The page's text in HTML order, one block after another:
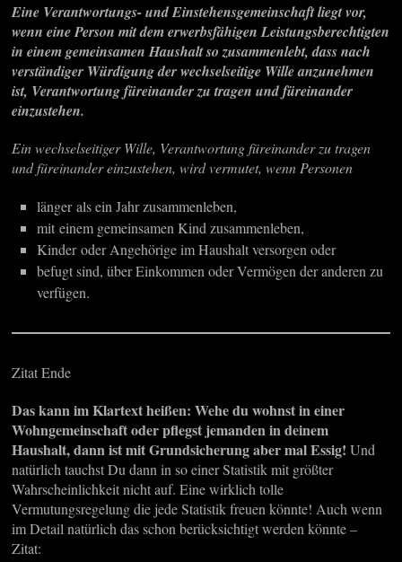
Eine Verantwortungs- und Einstehensgemeinschaft liegt vor,
wenn eine Person mit dem erwerbsfähigen Leistungsberechtigten
in einem gemeinsamen Haushalt so zusammenlebt, dass nach
verständiger Würdigung der wechselseitige Wille anzunehmen
ist, Verantwortung füreinander zu tragen und füreinander
einzustehen.
Ein wechselseitiger Wille, Verantwortung füreinander zu tragen
und füreinander einzustehen, wird vermutet, wenn Personen
länger als ein Jahr zusammenleben,
mit einem gemeinsamen Kind zusammenleben,
Kinder oder Angehörige im Haushalt versorgen oder
befugt sind, über Einkommen oder Vermögen der anderen zu
verfügen.
Zitat Ende
Das kann im Klartext heißen: Wehe du wohnst in einer
Wohngemeinschaft oder pflegst jemanden in deinem
Haushalt, dann ist mit Grundsicherung aber mal Essig! Und
natürlich tauchst Du dann in so einer Statistik mit größter
Wahrscheinlichkeit nicht auf. Eine wirklich tolle
Vermutungsregelung die jede Statistik freuen könnte! Auch wenn
im Detail natürlich das schon berücksichtigt werden könnte –
Zitat: